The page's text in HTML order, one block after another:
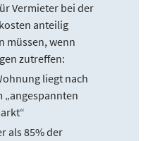
Vermieter bei der
anteilig
müssen, wenn
zutreffen:
liegt nach
„angespannten
als 85% der